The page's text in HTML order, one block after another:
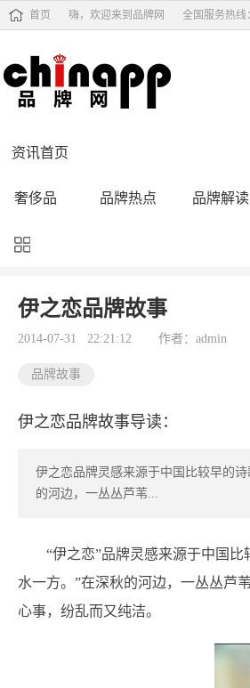
首页 嗨，欢迎来到品牌网 全国服务热线：
资讯首页
奢侈品 品牌热点 品牌解读
品牌黑榜
品牌导购 专家点评 精彩点评
伊之恋品牌故事
2014-07-31 22:21:12 作者：admin
品牌故事
伊之恋品牌故事导读：
伊之恋品牌灵感来源于中国比较早的
的河边，一丛丛芦苇...
“伊之恋”品牌灵感来源于中国比
水一方。”在深秋的河边，一丛丛芦
心事，纷乱而又纯洁。